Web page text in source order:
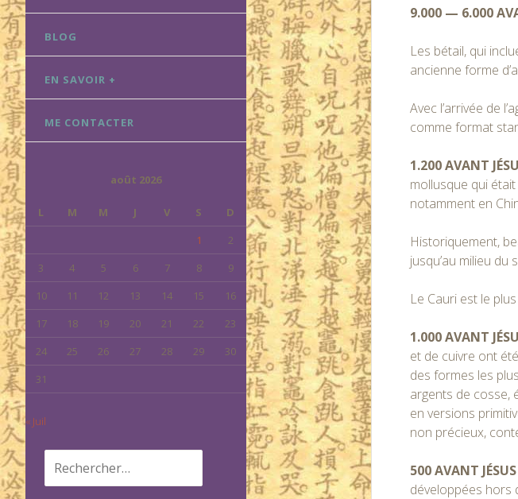
BLOG
EN SAVOIR +
ME CONTACTER
août 2026
L M M J V S
D
1
2
3
4 5 6 7 8
9
10
11 12 13 14 15
16
17
18 19 20 21 22
23
24
25 26 27 28 29
30
31
« Juil
Rechercher :
9.000 — 6.000
Les bétail, qui
ancienne forme
Avec l’arrivée de
comme format
1.200 AVANT
mollusque qui
notamment en
Historiquement,
jusqu’au milieu
Le Cauri est le
1.000 AVANT
et de cuivre ont
des formes les
argents de cosse,
en versions
non précieux,
500 AVANT
développées hors